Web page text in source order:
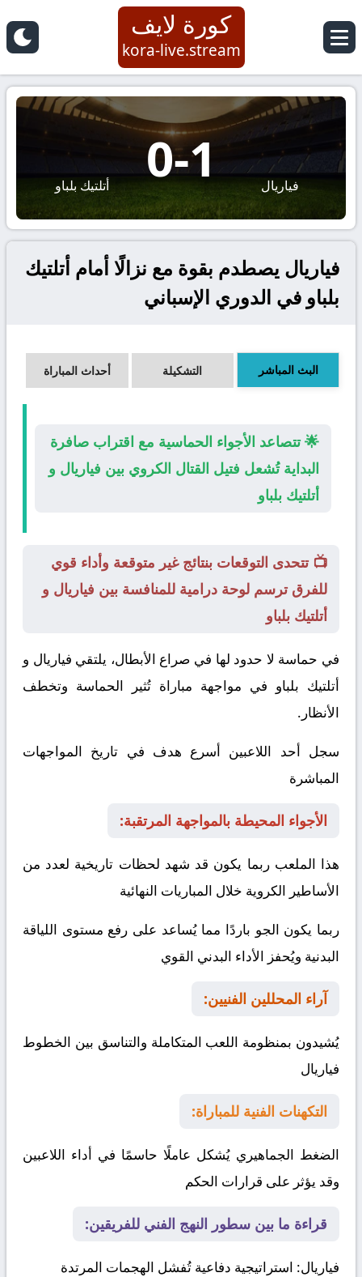
كورة لايف
kora-live.stream
فياريال 1
-
0 أتلتيك بلباو
فياريال يصطدم بقوة مع نزالًا أمام أتلتيك
بلباو في الدوري الإسباني
البث المباشر التشكيلة أحداث المباراة
🌟 تتصاعد الأجواء الحماسية مع اقتراب صافرة
البداية تُشعل فتيل القتال الكروي بين فياريال و
أتلتيك بلباو
📺 تتحدى التوقعات بنتائج غير متوقعة وأداء قوي
للفرق ترسم لوحة درامية للمنافسة بين فياريال و
أتلتيك بلباو
في حماسة لا حدود لها في صراع الأبطال، يلتقي فياريال و
أتلتيك بلباو في مواجهة مباراة تُثير الحماسة وتخطف
الأنظار.
سجل أحد اللاعبين أسرع هدف في تاريخ المواجهات
المباشرة
الأجواء المحيطة بالمواجهة المرتقبة:
هذا الملعب ربما يكون قد شهد لحظات تاريخية لعدد من
الأساطير الكروية خلال المباريات النهائية
ربما يكون الجو باردًا مما يُساعد على رفع مستوى اللياقة
البدنية ويُحفز الأداء البدني القوي
آراء المحللين الفنيين:
يُشيدون بمنظومة اللعب المتكاملة والتناسق بين الخطوط
فياريال
التكهنات الفنية للمباراة:
الضغط الجماهيري يُشكل عاملًا حاسمًا في أداء اللاعبين
وقد يؤثر على قرارات الحكم
قراءة ما بين سطور النهج الفني للفريقين:
فياريال: استراتيجية دفاعية تُفشل الهجمات المرتدة